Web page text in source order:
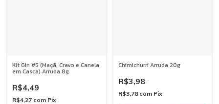
Kit Gin #5 (Maçã, Cravo e Canela
em Casca) Arruda 8g
R$4,49
R$4,27 com Pix
Chimichurri Arruda 20g
R$3,98
R$3,78 com Pix